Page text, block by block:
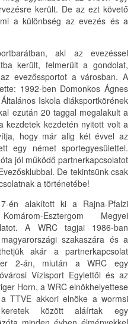
került. De az ezt követő
a különbség az evezés és a
aki az evezéssel
került, felmerült a gondolat,
evezőssportot a városban. A
1992-ben Domonkos Ágnes
Iskola diáksportkörének
ezután 20 taggal megalakult a
kezdetek kezdetén nyitott volt a
hogy már alig két évvel az
egy német sportegyesülettel.
jól működő partnerkapcsolatot
De tekintsünk csak
a történetébe!
én alakított ki a Rajna-Pfalzi
Esztergom Megyei
A WRC tagjai 1986-ban
szakaszára és a
akár a partnerkapcsolat
2-án, miután a WRC egy
Vízisport Egylettől és az
Horn, a WRC elnökhelyettese
TTVE akkori elnöke a wormsi
keretek között aláírtak egy